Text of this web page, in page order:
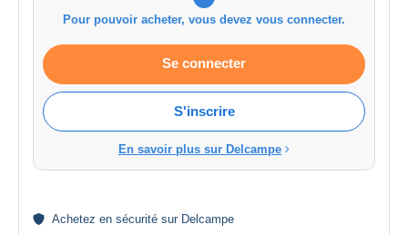
Pour pouvoir acheter, vous devez vous connecter.
Se connecter
S'inscrire
En savoir plus sur Delcampe
Achetez en sécurité sur Delcampe